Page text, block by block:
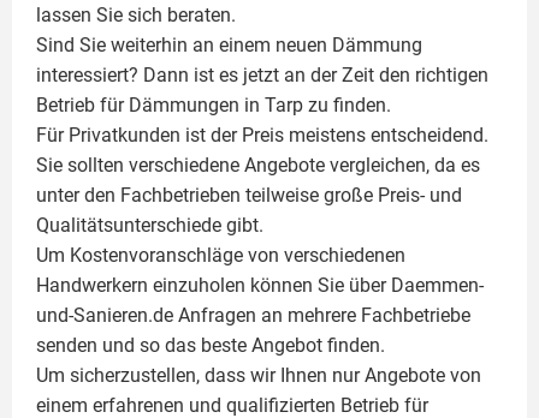
lassen Sie sich beraten.
Sind Sie weiterhin an einem neuen Dämmung
interessiert? Dann ist es jetzt an der Zeit den richtigen
Betrieb für Dämmungen in Tarp zu finden.
Für Privatkunden ist der Preis meistens entscheidend.
Sie sollten verschiedene Angebote vergleichen, da es
unter den Fachbetrieben teilweise große Preis- und
Qualitätsunterschiede gibt.
Um Kostenvoranschläge von verschiedenen
Handwerkern einzuholen können Sie über Daemmen-
und-Sanieren.de Anfragen an mehrere Fachbetriebe
senden und so das beste Angebot finden.
Um sicherzustellen, dass wir Ihnen nur Angebote von
einem erfahrenen und qualifizierten Betrieb für